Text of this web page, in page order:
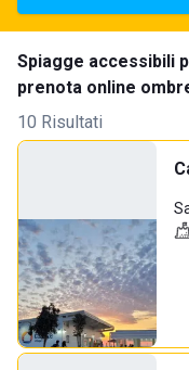
Spiagge accessibili
prenota online
10 Risultati